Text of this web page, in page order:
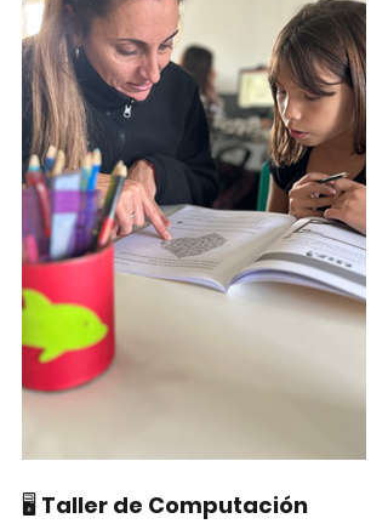
🖥️ Taller de Computación